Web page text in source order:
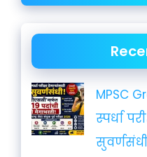
MPSC
स्पर्धा